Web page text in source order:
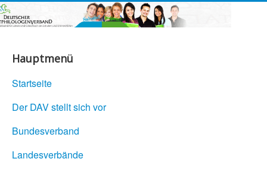
Hauptmenü
Startseite
Der DAV stellt sich vor
Bundesverband
Landesverbände